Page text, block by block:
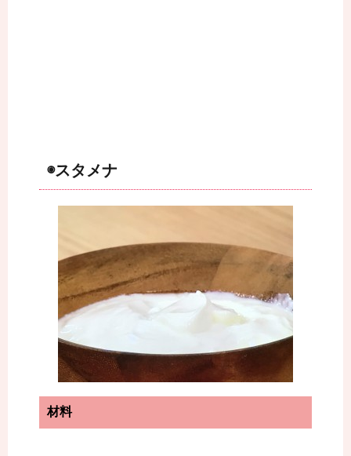
◉スタメナ
材料